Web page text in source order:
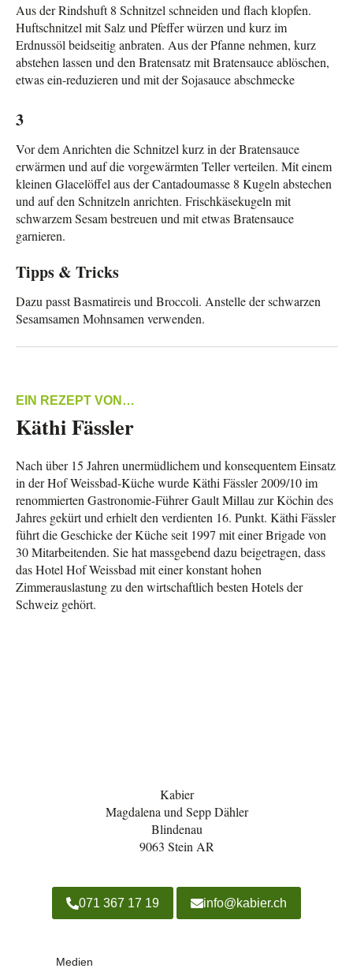
Aus der Rindshuft 8 Schnitzel schneiden und flach klopfen.
Huftschnitzel mit Salz und Pfeffer würzen und kurz im
Erdnussöl beidseitig anbraten. Aus der Pfanne nehmen, kurz
abstehen lassen und den Bratensatz mit Bratensauce ablöschen,
etwas ein-reduzieren und mit der Sojasauce abschmecke
3
Vor dem Anrichten die Schnitzel kurz in der Bratensauce
erwärmen und auf die vorgewärmten Teller verteilen. Mit einem
kleinen Glacelöffel aus der Cantadoumasse 8 Kugeln abstechen
und auf den Schnitzeln anrichten. Frischkäsekugeln mit
schwarzem Sesam bestreuen und mit etwas Bratensauce
garnieren.
Tipps & Tricks
Dazu passt Basmatireis und Broccoli. Anstelle der schwarzen
Sesamsamen Mohnsamen verwenden.
EIN REZEPT VON…
Käthi Fässler
Nach über 15 Jahren unermüdlichem und konsequentem Einsatz
in der Hof Weissbad-Küche wurde Käthi Fässler 2009/10 im
renommierten Gastronomie-Führer Gault Millau zur Köchin des
Jahres gekürt und erhielt den verdienten 16. Punkt. Käthi Fässler
führt die Geschicke der Küche seit 1997 mit einer Brigade von
30 Mitarbeitenden. Sie hat massgebend dazu beigetragen, dass
das Hotel Hof Weissbad mit einer konstant hohen
Zimmerauslastung zu den wirtschaftlich besten Hotels der
Schweiz gehört.
Kabier
Magdalena und Sepp Dähler
Blindenau
9063 Stein AR
071 367 17 19 info@kabier.ch
Medien